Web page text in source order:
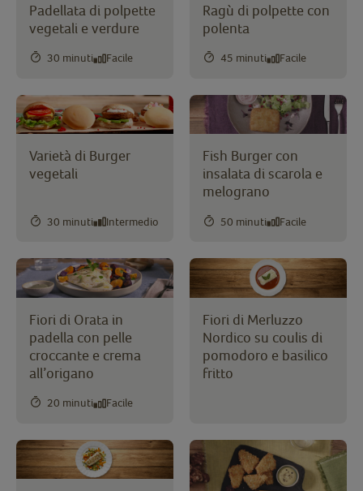
Padellata di polpette
vegetali e verdure
30 minuti Facile
Ragù di polpette con
polenta
45 minuti Facile
Varietà di Burger
vegetali
30 minuti Intermedio
Fish Burger con
insalata di scarola e
melograno
50 minuti Facile
Fiori di Orata in
padella con pelle
croccante e crema
all’origano
20 minuti Facile
Fiori di Merluzzo
Nordico su coulis di
pomodoro e basilico
fritto